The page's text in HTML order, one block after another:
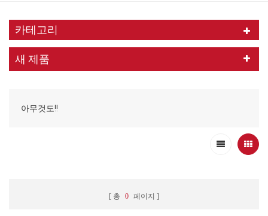
카테고리
새 제품
아무것도!!
총 0 페이지